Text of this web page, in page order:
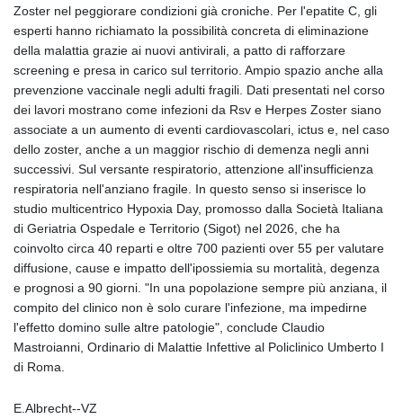
Zoster nel peggiorare condizioni già croniche. Per l'epatite C, gli
esperti hanno richiamato la possibilità concreta di eliminazione
della malattia grazie ai nuovi antivirali, a patto di rafforzare
screening e presa in carico sul territorio. Ampio spazio anche alla
prevenzione vaccinale negli adulti fragili. Dati presentati nel corso
dei lavori mostrano come infezioni da Rsv e Herpes Zoster siano
associate a un aumento di eventi cardiovascolari, ictus e, nel caso
dello zoster, anche a un maggior rischio di demenza negli anni
successivi. Sul versante respiratorio, attenzione all'insufficienza
respiratoria nell'anziano fragile. In questo senso si inserisce lo
studio multicentrico Hypoxia Day, promosso dalla Società Italiana
di Geriatria Ospedale e Territorio (Sigot) nel 2026, che ha
coinvolto circa 40 reparti e oltre 700 pazienti over 55 per valutare
diffusione, cause e impatto dell'ipossiemia su mortalità, degenza
e prognosi a 90 giorni. "In una popolazione sempre più anziana, il
compito del clinico non è solo curare l'infezione, ma impedirne
l'effetto domino sulle altre patologie", conclude Claudio
Mastroianni, Ordinario di Malattie Infettive al Policlinico Umberto I
di Roma.
E.Albrecht--VZ